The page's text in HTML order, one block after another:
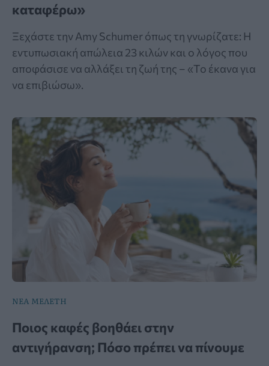
καταφέρω»
Ξεχάστε την Amy Schumer όπως τη γνωρίζατε: Η
εντυπωσιακή απώλεια 23 κιλών και ο λόγος που
αποφάσισε να αλλάξει τη ζωή της – «Το έκανα για
να επιβιώσω».
ΝΕΑ ΜΕΛΕΤΗ
Ποιος καφές βοηθάει στην
αντιγήρανση; Πόσο πρέπει να πίνουμε